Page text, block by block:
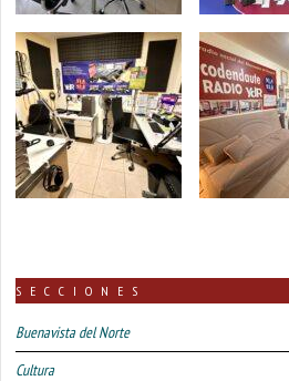
SECCIONES
Buenavista del Norte
Cultura